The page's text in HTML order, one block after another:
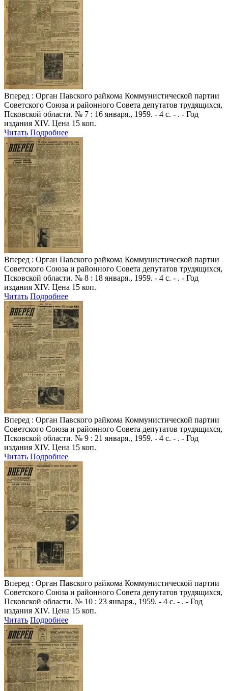
Вперед : Орган Павского райкома Коммунистической партии
Советского Союза и районного Совета депутатов трудящихся,
Псковской области. № 7 : 16 января., 1959. - 4 с. - . - Год
издания XIV. Цена 15 коп.
Читать Подробнее
Вперед : Орган Павского райкома Коммунистической партии
Советского Союза и районного Совета депутатов трудящихся,
Псковской области. № 8 : 18 января., 1959. - 4 с. - . - Год
издания XIV. Цена 15 коп.
Читать Подробнее
Вперед : Орган Павского райкома Коммунистической партии
Советского Союза и районного Совета депутатов трудящихся,
Псковской области. № 9 : 21 января., 1959. - 4 с. - . - Год
издания XIV. Цена 15 коп.
Читать Подробнее
Вперед : Орган Павского райкома Коммунистической партии
Советского Союза и районного Совета депутатов трудящихся,
Псковской области. № 10 : 23 января., 1959. - 4 с. - . - Год
издания XIV. Цена 15 коп.
Читать Подробнее